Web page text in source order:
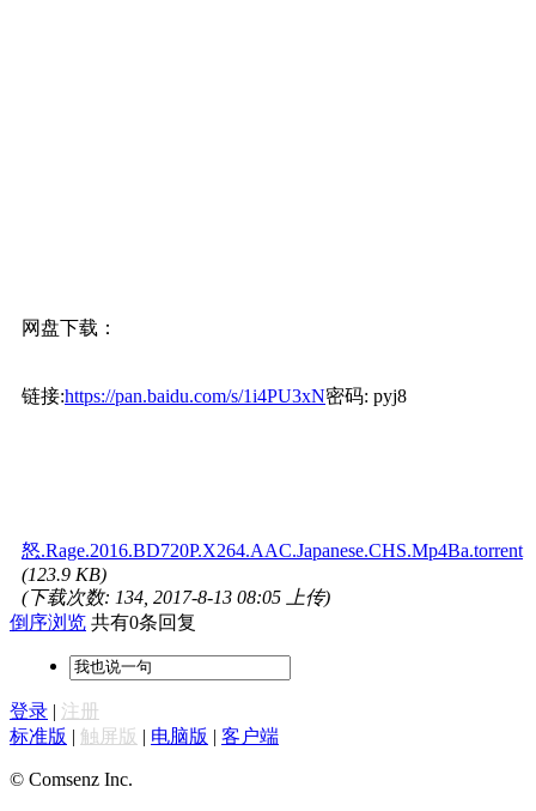
网盘下载：
链接:https://pan.baidu.com/s/1i4PU3xN密码: pyj8
怒.Rage.2016.BD720P.X264.AAC.Japanese.CHS.Mp4Ba.torrent
(123.9 KB)
(下载次数: 134, 2017-8-13 08:05 上传)
倒序浏览 共有0条回复
登录 | 注册
标准版 | 触屏版 | 电脑版 | 客户端
© Comsenz Inc.